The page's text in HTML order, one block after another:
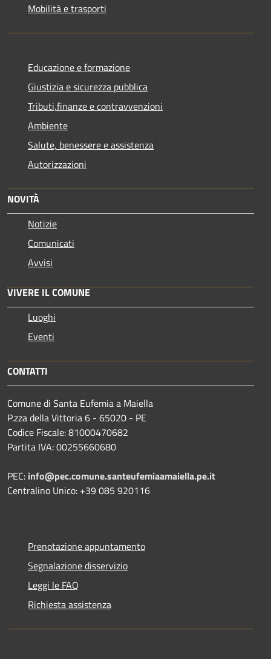
Mobilità e trasporti
Educazione e formazione
Giustizia e sicurezza pubblica
Tributi,finanze e contravvenzioni
Ambiente
Salute, benessere e assistenza
Autorizzazioni
NOVITÀ
Notizie
Comunicati
Avvisi
VIVERE IL COMUNE
Luoghi
Eventi
CONTATTI
Comune di Santa Eufemia a Maiella
P.zza della Vittoria 6 - 65020 - PE
Codice Fiscale: 81000470682
Partita IVA: 00255660680
PEC: info@pec.comune.santeufemiaamaiella.pe.it
Centralino Unico: +39 085 920116
Prenotazione appuntamento
Segnalazione disservizio
Leggi le FAQ
Richiesta assistenza